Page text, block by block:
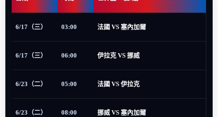
6/17（三） 03:00 法國 VS 塞內加爾
6/17（三） 06:00 伊拉克 VS 挪威
6/23（二） 05:00 法國 VS 伊拉克
6/23（二） 08:00 挪威 VS 塞內加爾